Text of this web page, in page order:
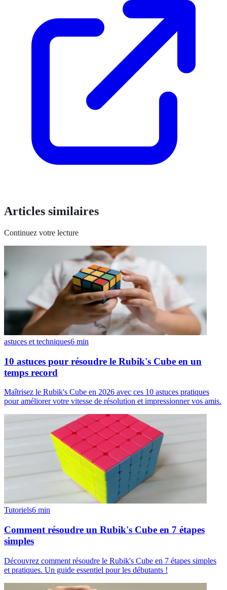
Articles similaires
Continuez votre lecture
astuces et techniques6 min
10 astuces pour résoudre le Rubik's Cube en un
temps record
Maîtrisez le Rubik's Cube en 2026 avec ces 10 astuces pratiques
pour améliorer votre vitesse de résolution et impressionner vos amis.
Tutoriels6 min
Comment résoudre un Rubik's Cube en 7 étapes
simples
Découvrez comment résoudre le Rubik's Cube en 7 étapes simples
et pratiques. Un guide essentiel pour les débutants !